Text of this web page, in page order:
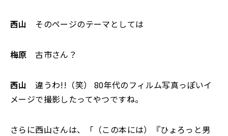
西山 そのページのテーマとしては――
梅原 古市さん？
西山
違うわ!!（笑） 80年代のフィルム写真っぽいイ
メージで撮影したってやつですね。
さらに西山さんは、「（この本には）『ひょろっと男